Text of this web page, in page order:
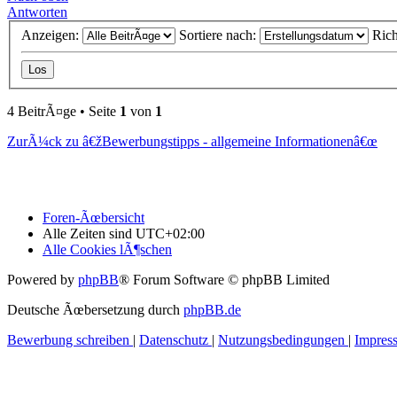
Antworten
Anzeigen:
Sortiere nach:
4 BeitrÃ¤ge • Seite 1 von 1
ZurÃ¼ck zu â€žBewerbungstipps - allgemeine Informationenâ€œ
Foren-Ãœbersicht
Alle Zeiten sind UTC+02:00
Alle Cookies lÃ¶schen
Powered by phpBB® Forum Software © phpBB Limited
Deutsche Ãœbersetzung durch phpBB.de
Bewerbung schreiben | Datenschutz | Nutzungsbedingungen |